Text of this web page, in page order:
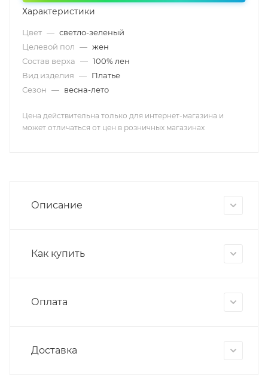
Характеристики
Цвет — светло-зеленый
Целевой пол — жен
Состав верха — 100% лен
Вид изделия — Платье
Сезон — весна-лето
Цена действительна только для интернет-магазина и
может отличаться от цен в розничных магазинах
Описание
Как купить
Оплата
Доставка